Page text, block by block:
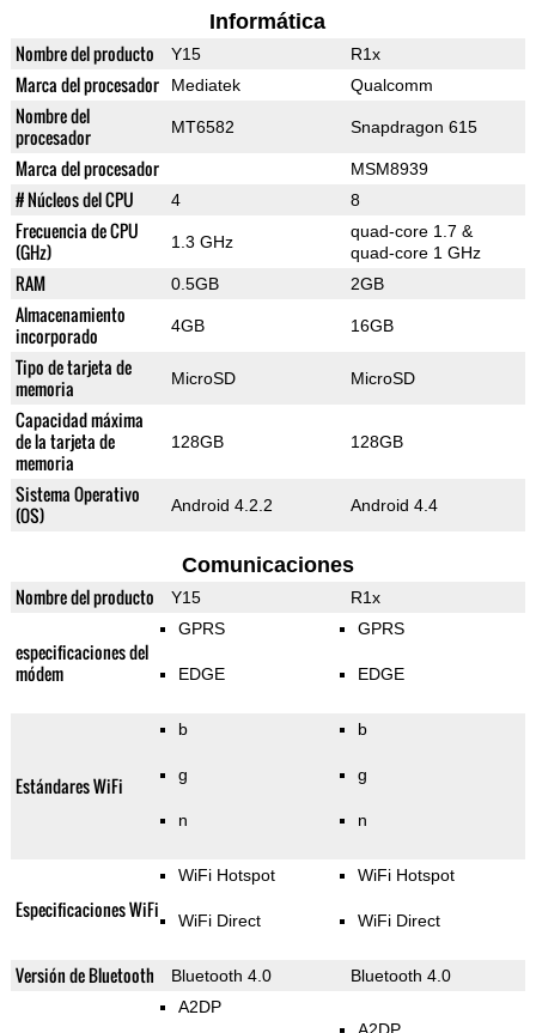
Informática
Nombre del producto Y15 R1x
Marca del procesador Mediatek Qualcomm
Nombre del
procesador
MT6582 Snapdragon 615
Marca del procesador MSM8939
# Núcleos del CPU 4 8
Frecuencia de CPU
(GHz)
1.3 GHz
quad-core 1.7 &
quad-core 1 GHz
RAM 0.5GB 2GB
Almacenamiento
incorporado
4GB 16GB
Tipo de tarjeta de
memoria
MicroSD MicroSD
Capacidad máxima
de la tarjeta de
memoria
128GB 128GB
Sistema Operativo
(OS)
Android 4.2.2 Android 4.4
Comunicaciones
Nombre del producto Y15 R1x
especificaciones del
módem
GPRS
EDGE
GPRS
EDGE
Estándares WiFi
b
g
n
b
g
n
Especificaciones WiFi
WiFi Hotspot
WiFi Direct
WiFi Hotspot
WiFi Direct
Versión de Bluetooth Bluetooth 4.0 Bluetooth 4.0
A2DP